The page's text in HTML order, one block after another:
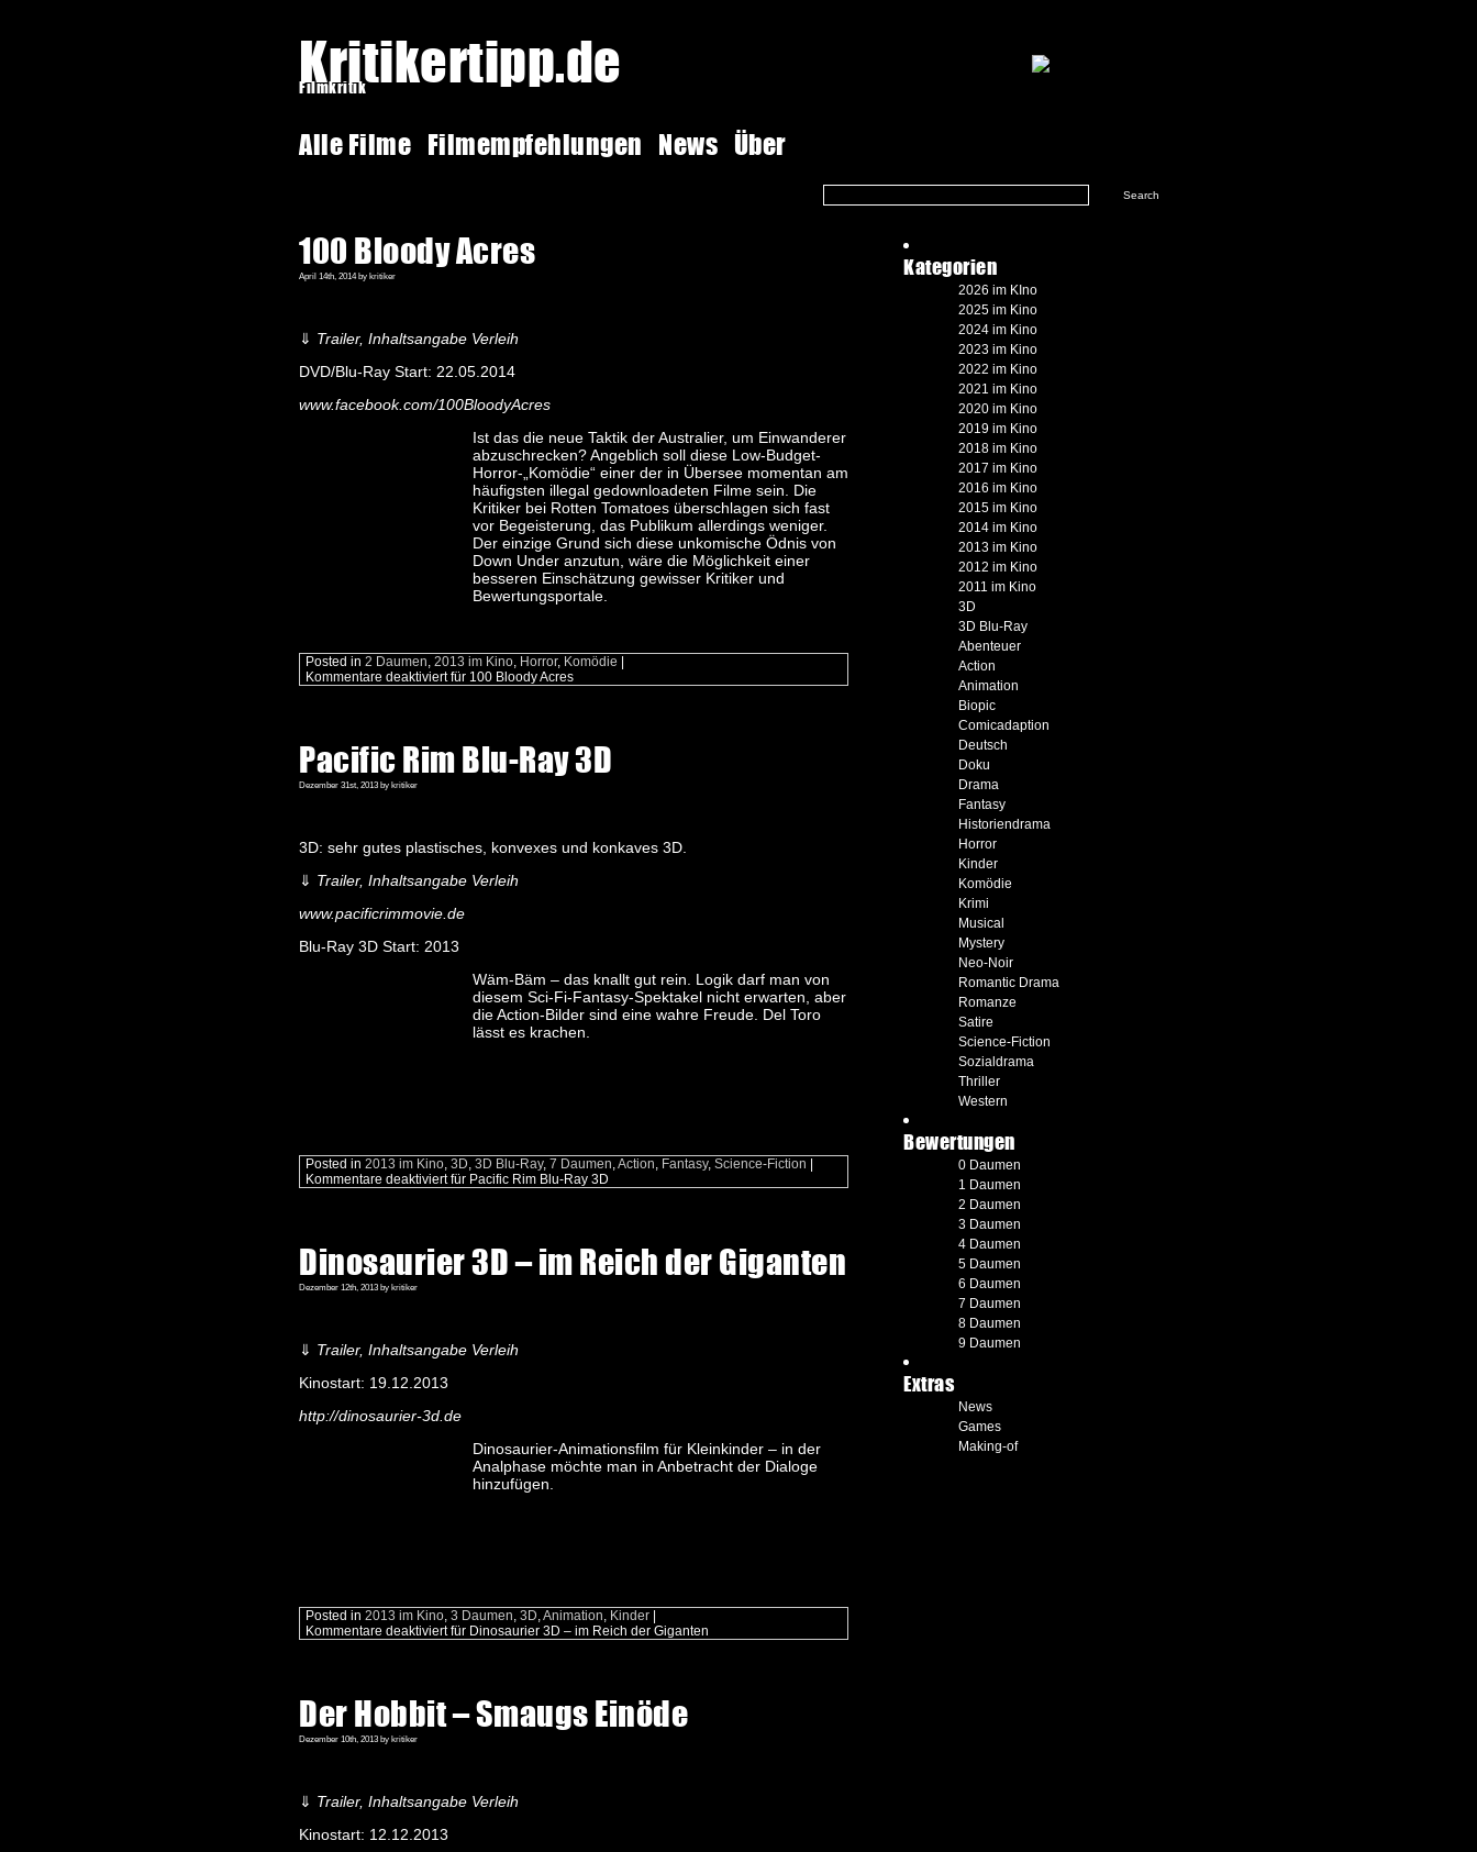
Kritikertipp.de
Filmkritik
Alle Filme Filmempfehlungen News Über
100 Bloody Acres
April 14th, 2014 by kritiker
⇓ Trailer, Inhaltsangabe Verleih
DVD/Blu-Ray Start: 22.05.2014
www.facebook.com/100BloodyAcres
Ist das die neue Taktik der Australier, um Einwanderer
abzuschrecken? Angeblich soll diese Low-Budget-
Horror-„Komödie“ einer der in Übersee momentan am
häufigsten illegal gedownloadeten Filme sein. Die
Kritiker bei Rotten Tomatoes überschlagen sich fast
vor Begeisterung, das Publikum allerdings weniger.
Der einzige Grund sich diese unkomische Ödnis von
Down Under anzutun, wäre die Möglichkeit einer
besseren Einschätzung gewisser Kritiker und
Bewertungsportale.
Posted in 2 Daumen, 2013 im Kino, Horror, Komödie
Kommentare deaktiviertfür 100 Bloody Acres
Pacific Rim Blu-Ray 3D
Dezember 31st, 2013 by kritiker
3D: sehr gutes plastisches, konvexes und konkaves 3D.
⇓ Trailer, Inhaltsangabe Verleih
www.pacificrimmovie.de
Blu-Ray 3D Start: 2013
Wäm-Bäm – das knallt gut rein. Logik darf man von
diesem Sci-Fi-Fantasy-Spektakel nicht erwarten, aber
die Action-Bilder sind eine wahre Freude. Del Toro
lässt es krachen.
Posted in 2013 im Kino, 3D, 3D Blu-Ray, 7 Daumen,Action, Fantasy, Science-Fiction
Kommentare deaktiviertfür Pacific Rim Blu-Ray 3D
Dinosaurier 3D – im Reich der Giganten
Dezember 12th, 2013 by kritiker
⇓ Trailer, Inhaltsangabe Verleih
Kinostart: 19.12.2013
http://dinosaurier-3d.de
Dinosaurier-Animationsfilm für Kleinkinder – in der
Analphase möchte man in Anbetracht der Dialoge
hinzufügen.
Posted in 2013 im Kino, 3 Daumen, 3D,Animation, Kinder
Kommentare deaktiviertfür Dinosaurier 3D – im Reich der Giganten
Der Hobbit – Smaugs Einöde
Dezember 10th, 2013 by kritiker
⇓ Trailer, Inhaltsangabe Verleih
Kinostart: 12.12.2013
Kategorien
2026 im KIno
2025 im Kino
2024 im Kino
2023 im Kino
2022 im Kino
2021 im Kino
2020 im Kino
2019 im Kino
2018 im Kino
2017 im Kino
2016 im Kino
2015 im Kino
2014 im Kino
2013 im Kino
2012 im Kino
2011 im Kino
3D
3D Blu-Ray
Abenteuer
Action
Animation
Biopic
Comicadaption
Deutsch
Doku
Drama
Fantasy
Historiendrama
Horror
Kinder
Komödie
Krimi
Musical
Mystery
Neo-Noir
Romantic Drama
Romanze
Satire
Science-Fiction
Sozialdrama
Thriller
Western
Bewertungen
0 Daumen
1 Daumen
2 Daumen
3 Daumen
4 Daumen
5 Daumen
6 Daumen
7 Daumen
8 Daumen
9 Daumen
Extras
News
Games
Making-of